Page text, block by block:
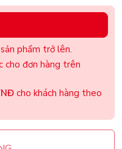
phẩm trở lên.
cho đơn hàng trên
cho khách hàng theo